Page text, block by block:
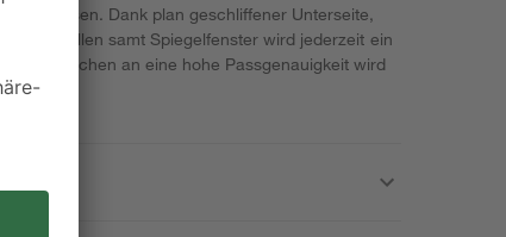
Dank plan geschliffener Unterseite,
samt Spiegelfenster wird jederzeit ein
Versprechen an eine hohe Passgenauigkeit wird